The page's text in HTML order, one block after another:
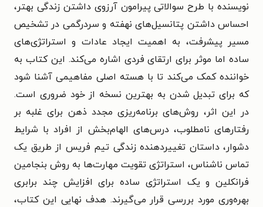
نویسنده با طرح سوالاتی پیرامون آرزوی داشتن زندگی بهتر،
احساس داشتن پتانسیل‌های نهفته و سردرگمی در تشخیص
مسیر پیشرفت، به اهمیت ایجاد عادات و استراتژی‌های
ساده اما موثر برای ارتقای فردی اشاره می‌کند. این کتاب به
خواننده کمک می‌کند تا با هسته اصلی مفاهیمی آشنا شود
که برای تبدیل شدن به بهترین نسخه از خود ضروری است.
در این اثر، روش‌های برنامه‌ریزی مجدد ذهن برای غلبه بر
رفتارهای نامطلوب، درس‌های الهام‌بخش از افراد با شرایط
دشوار، داستان تغییردهنده زندگی تیم فریس از طریق یک
تماس ناشناس، استراتژی تقویت مهارت‌ها به روش بنجامین
فرانکلین و یک استراتژی ساده برای افزایش چند برابری
بهره‌وری مورد بررسی قرار می‌گیرند. هدف نهایی این کتاب،